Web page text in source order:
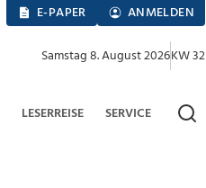
E-PAPER ANMELDEN
Samstag 8. August 2026KW 32
LESERREISE SERVICE